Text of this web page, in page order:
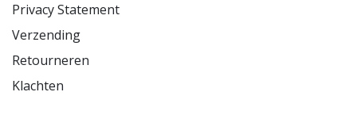
Privacy Statement
Verzending
Retourneren
Klachten